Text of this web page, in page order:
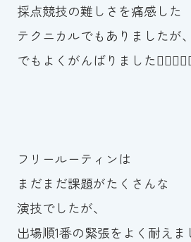
採点競技の難しさを痛感した
テクニカルでもありましたが、
でもよくがんばりました
フリールーティンは
まだまだ課題がたくさんな
演技でしたが、
出場順1番の緊張をよく耐えま